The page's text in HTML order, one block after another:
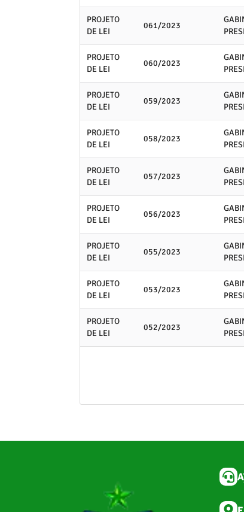
PROJETO
DE LEI
061/2023
PROJETO
DE LEI
060/2023
PROJETO
DE LEI
059/2023
PROJETO
DE LEI
058/2023
PROJETO
DE LEI
057/2023
PROJETO
DE LEI
056/2023
PROJETO
DE LEI
055/2023
PROJETO
DE LEI
053/2023
PROJETO
DE LEI
052/2023